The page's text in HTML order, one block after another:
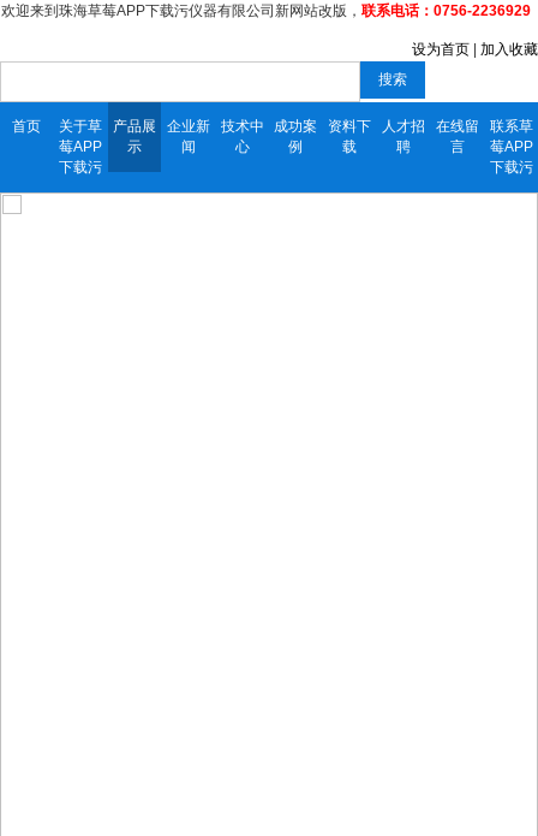
欢迎来到珠海草莓APP下载污仪器有限公司新网站改版， 联系电话：0756-2236929
设为首页
加入收藏
搜索
首页
关于草
莓APP
下载污
产品展
示
企业新
闻
技术中
心
成功案
例
资料下
载
人才招
聘
在线留
言
联系草
莓APP
下载污